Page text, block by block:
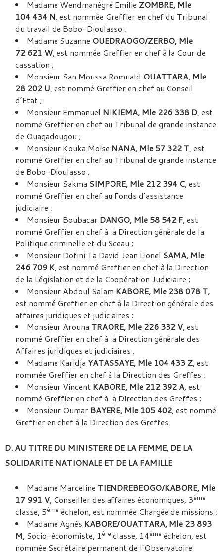
Madame Wendmanégré Emilie ZOMBRE, Mle
104 434 N, est nommée Greffier en chef du Tribunal
du travail de Bobo-Dioulasso ;
Madame Suzanne OUEDRAOGO/ZERBO, Mle
72 621 W, est nommée Greffier en chef à la Cour de
cassation ;
Monsieur San Moussa Romuald OUATTARA, Mle
28 202 U, est nommé Greffier en chef au Conseil
d’Etat ;
Monsieur Emmanuel NIKIEMA, Mle 226 338 D, est
nommé Greffier en chef au Tribunal de grande instance
de Ouagadougou ;
Monsieur Kouka Moïse NANA, Mle 57 322 T, est
nommé Greffier en chef au Tribunal de grande instance
de Bobo-Dioulasso ;
Monsieur Sakma SIMPORE, Mle 212 394 C, est
nommé Greffier en chef au Fonds d’assistance
judiciaire ;
Monsieur Boubacar DANGO, Mle 58 542 F, est
nommé Greffier en chef à la Direction générale de la
Politique criminelle et du Sceau ;
Monsieur Dofini Ta David Jean Lionel SAMA, Mle
246 709 K, est nommé Greffier en chef à la Direction
de la Législation et de la Coopération Judiciaire ;
Monsieur Abdoul Salam KABORE, Mle 238 078 T,
est nommé Greffier en chef à la Direction générale des
affaires juridiques et judiciaires ;
Monsieur Arouna TRAORE, Mle 226 332 V, est
nommé Greffier en chef à la Direction générale des
Affaires juridiques et judiciaires ;
Madame Karidja YATASSAYE, Mle 104 433 Z, est
nommée Greffier en chef à la Direction des Greffes ;
Monsieur Vincent KABORE, Mle 212 392 A, est
nommé Greffier en chef à la Direction des Greffes ;
Monsieur Oumar BAYERE, Mle 105 402, est nommé
Greffier en chef à la Direction des Greffes.
D. AU TITRE DU MINISTERE DE LA FEMME, DE LA
SOLIDARITE NATIONALE ET DE LA FAMILLE
Madame Marceline TIENDREBEOGO/KABORE, Mle
17 991 V, Conseiller des affaires économiques, 3ème
classe, 5ème échelon, est nommée Chargée de missions ;
Madame Agnès KABORE/OUATTARA, Mle 23 893
M, Socio-économiste, 1ère classe, 14ème échelon, est
nommée Secrétaire permanent de l’Observatoire